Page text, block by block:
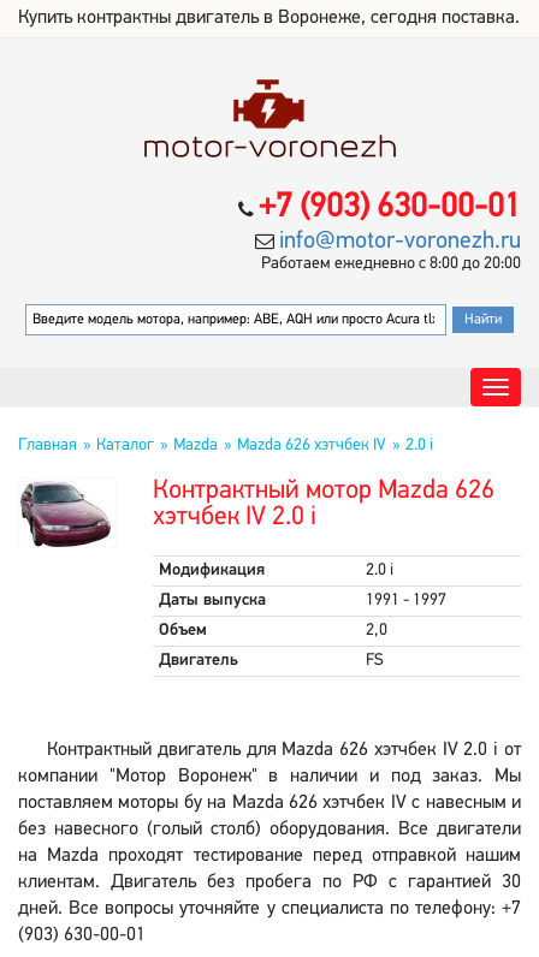
Купить контрактны двигатель в Воронеже, сегодня поставка.
+7 (903) 630-00-01
info@motor-voronezh.ru
Работаем ежедневно с 8:00 до 20:00
Главная Каталог Mazda Mazda 626 хэтчбек IV 2.0 i
Контрактный мотор Mazda 626
хэтчбек IV 2.0 i
Модификация
2.0 i
Даты выпуска
1991 - 1997
Объем
2,0
Двигатель
FS
Контрактный двигатель для Mazda 626 хэтчбек IV 2.0 i от
компании "Мотор Воронеж" в наличии и под заказ. Мы
поставляем моторы бу на Mazda 626 хэтчбек IV с навесным и
без навесного (голый столб) оборудования. Все двигатели
на Mazda проходят тестирование перед отправкой нашим
клиентам. Двигатель без пробега по РФ с гарантией 30
дней. Все вопросы уточняйте у специалиста по телефону: +7
(903) 630-00-01